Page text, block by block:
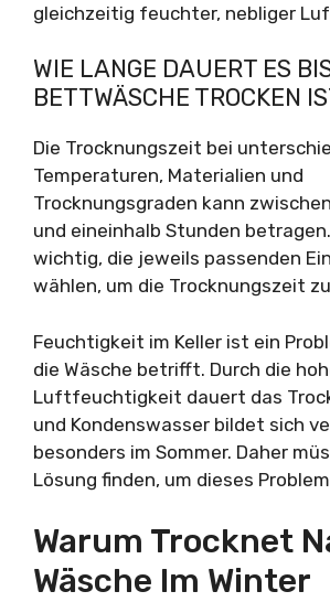
gleichzeitig feuchter, nebliger
WIE LANGE DAUERT ES
BETTWÄSCHE TROCKEN
Die Trocknungszeit bei
Temperaturen, Materialien und
Trocknungsgraden kann
und eineinhalb Stunden
wichtig, die jeweils passenden
wählen, um die Trocknungszeit
Feuchtigkeit im Keller ist ein
die Wäsche betrifft. Durch die
Luftfeuchtigkeit dauert das
und Kondenswasser bildet sich
besonders im Sommer. Daher
Lösung finden, um dieses
Warum Trocknet
Wäsche Im Winter